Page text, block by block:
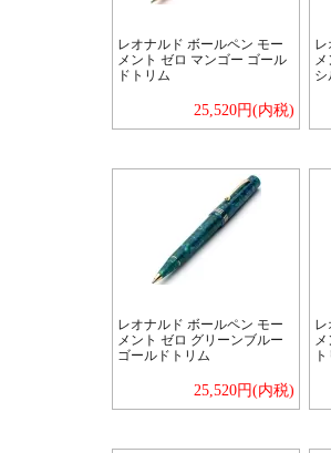
レオナルド ボールペン モー
メント ゼロ マンゴー ゴール
ドトリム
25,520円(内税)
レ
シ
レオナルド ボールペン モー
メント ゼロ グリーンブルー
ゴールドトリム
25,520円(内税)
レ